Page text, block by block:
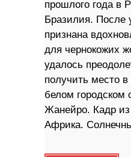
прошлого года в
Бразилия. После
признана
для чернокожих
удалось
получить место
белом городском
Жанейро. Кадр
Африка.